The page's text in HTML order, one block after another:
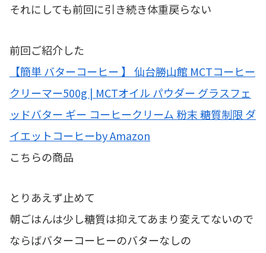
それにしても前回に引き続き体重戻らない
前回ご紹介した
【簡単 バターコーヒー 】 仙台勝山館 MCTコーヒー
クリーマー500g | MCTオイル パウダー グラスフェ
ッドバター ギー コーヒークリーム 粉末 糖質制限 ダ
イエットコーヒーby Amazon
こちらの商品
とりあえず止めて
朝ごはんは少し糖質は抑えてあまり変えてないので
ならばバターコーヒーのバターなしの